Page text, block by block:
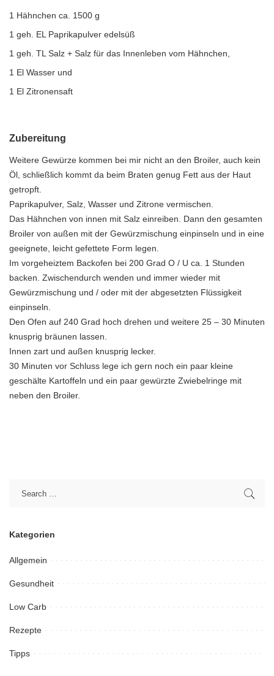
1 Hähnchen ca. 1500 g
1 geh. EL Paprikapulver edelsüß
1 geh. TL Salz + Salz für das Innenleben vom Hähnchen,
1 El Wasser und
1 El Zitronensaft
Zubereitung
Weitere Gewürze kommen bei mir nicht an den Broiler, auch kein
Öl, schließlich kommt da beim Braten genug Fett aus der Haut
getropft.
Paprikapulver, Salz, Wasser und Zitrone vermischen.
Das Hähnchen von innen mit Salz einreiben. Dann den gesamten
Broiler von außen mit der Gewürzmischung einpinseln und in eine
geeignete, leicht gefettete Form legen.
Im vorgeheiztem Backofen bei 200 Grad O / U ca. 1 Stunden
backen. Zwischendurch wenden und immer wieder mit
Gewürzmischung und / oder mit der abgesetzten Flüssigkeit
einpinseln.
Den Ofen auf 240 Grad hoch drehen und weitere 25 – 30 Minuten
knusprig bräunen lassen.
Innen zart und außen knusprig lecker.
30 Minuten vor Schluss lege ich gern noch ein paar kleine
geschälte Kartoffeln und ein paar gewürzte Zwiebelringe mit
neben den Broiler.
Kategorien
Allgemein
Gesundheit
Low Carb
Rezepte
Tipps